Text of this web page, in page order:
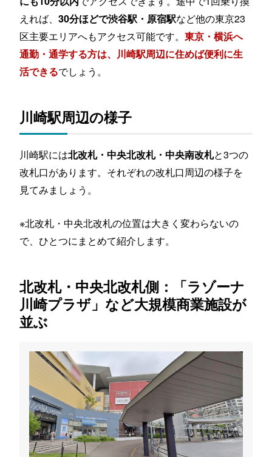
えれば、30分ほどで渋谷駅・原宿駅など他の東京23
区主要エリアへもアクセス可能です。東京・横浜へ
通勤・通学する方は、川崎駅周辺に住めば便利に生
活できるでしょう。
川崎駅周辺の様子
川崎駅には北改札・中央北改札・中央南改札と3つの
改札口があります。それぞれの改札口周辺の様子を
見てみましょう。
※北改札・中央北改札の位置は大きく変わらないの
で、ひとつにまとめて紹介します。
北改札・中央北改札側：「ラゾーナ
川崎プラザ」など大規模商業施設が
並ぶ